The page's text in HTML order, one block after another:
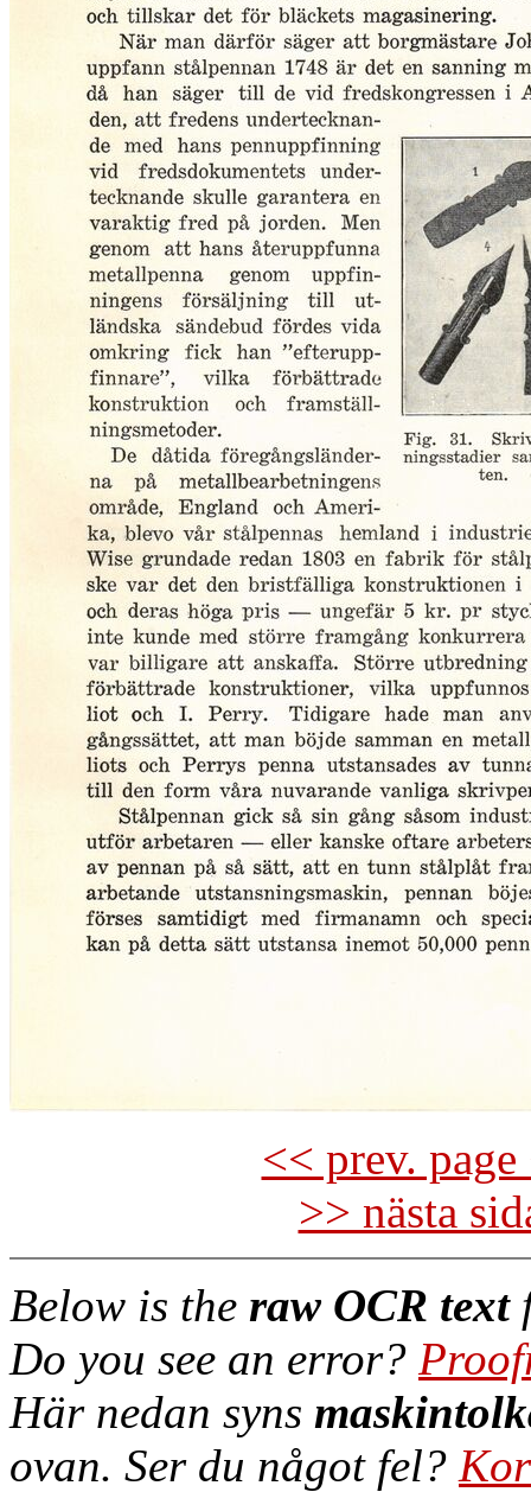
<< prev.
>> nästa
Below is the raw OCR text
Do you see an error?
Här nedan syns
ovan. Ser du något fel?